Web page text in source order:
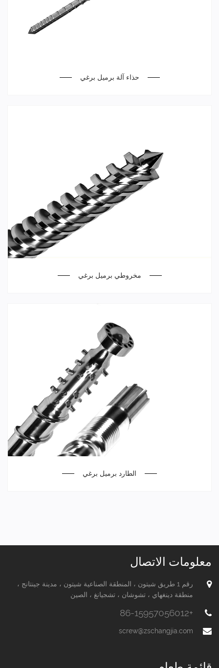
حذاء آلة برميل برغي
مخروطي برميل برغي
الطارد برميل برغي
معلومات الاتصال
رقم 1 طريق شيتون ، المنطقة الصناعية شيتون ، مدينة جينتانج ،
منطقة دينغهاي ، تشوشان ، تشجيانغ ، الصين
+86-15957056012
screw@zschangjia.com